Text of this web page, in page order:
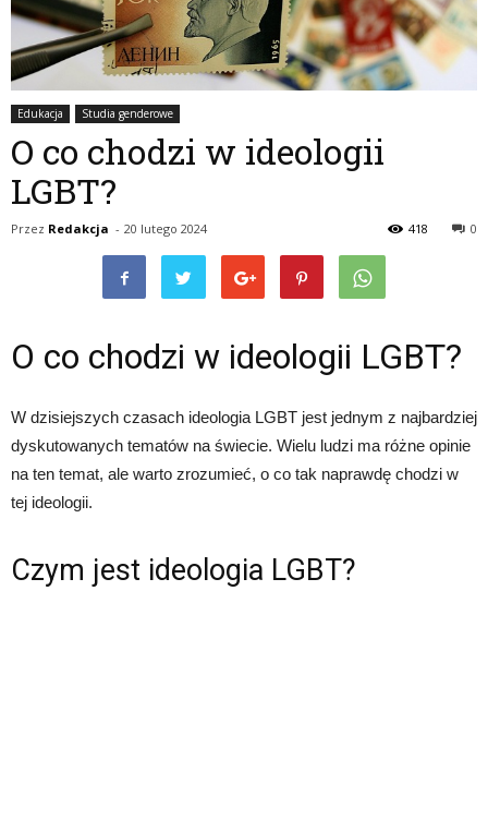
Edukacja Studia genderowe
O co chodzi w ideologii
LGBT?
Przez Redakcja - 20 lutego 2024 0
418
O co chodzi w ideologii LGBT?
W dzisiejszych czasach ideologia LGBT jest jednym z najbardziej
dyskutowanych tematów na świecie. Wielu ludzi ma różne opinie
na ten temat, ale warto zrozumieć, o co tak naprawdę chodzi w
tej ideologii.
Czym jest ideologia LGBT?